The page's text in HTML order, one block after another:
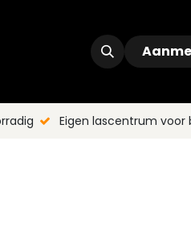
Contact Outlet
Eigen lascentrum voor